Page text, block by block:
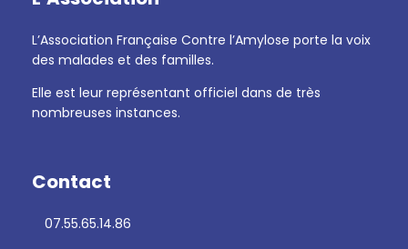
L’Association Française Contre l’Amylose porte la voix
des malades et des familles.
Elle est leur représentant officiel dans de très
nombreuses instances.
Contact
07.55.65.14.86